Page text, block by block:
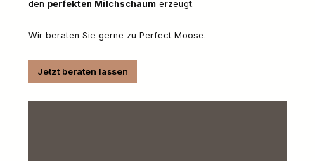
den perfekten Milchschaum erzeugt.
Wir beraten Sie gerne zu Perfect Moose.
Jetzt beraten lassen